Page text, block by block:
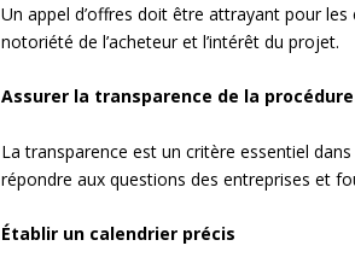
Un appel d’offres doit être attrayant pour
notoriété de l’acheteur et l’intérêt du projet.
Assurer la transparence de la procédure
La transparence est un critère essentiel
répondre aux questions des entreprises et
Établir un calendrier précis